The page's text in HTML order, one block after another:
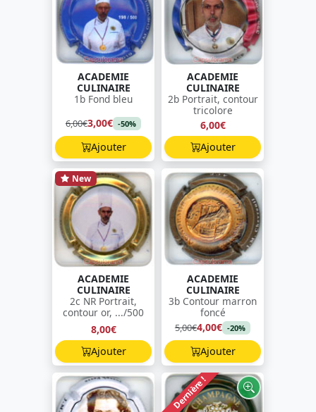
ACADEMIE
CULINAIRE
1b Fond bleu
6,00€3,00€ -50%
Ajouter
ACADEMIE
CULINAIRE
2b Portrait, contour
tricolore
6,00€
Ajouter
New
ACADEMIE
CULINAIRE
2c NR Portrait,
contour or, .../500
8,00€
Ajouter
ACADEMIE
CULINAIRE
3b Contour marron
foncé
5,00€4,00€ -20%
Ajouter
Dernière !